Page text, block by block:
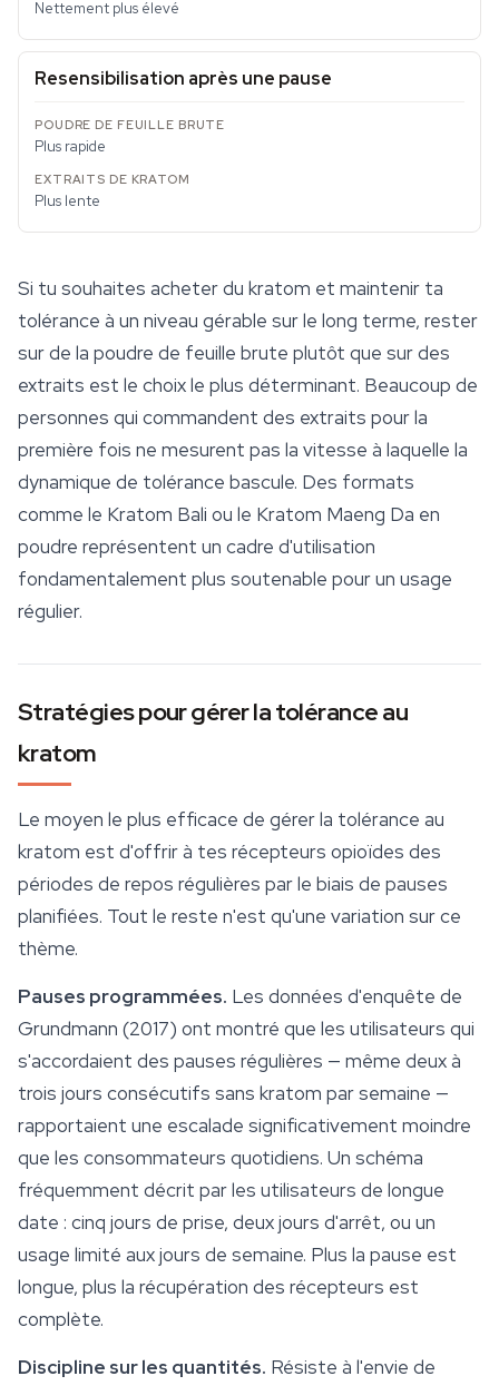
Nettement plus élevé
Resensibilisation après une pause
Plus rapide
Plus lente
Si tu souhaites acheter du kratom et maintenir ta
tolérance à un niveau gérable sur le long terme, rester
sur de la poudre de feuille brute plutôt que sur des
extraits est le choix le plus déterminant. Beaucoup de
personnes qui commandent des extraits pour la
première fois ne mesurent pas la vitesse à laquelle la
dynamique de tolérance bascule. Des formats
comme le Kratom Bali ou le Kratom Maeng Da en
poudre représentent un cadre d'utilisation
fondamentalement plus soutenable pour un usage
régulier.
Stratégies pour gérer la tolérance au
kratom
Le moyen le plus efficace de gérer la tolérance au
kratom est d'offrir à tes récepteurs opioïdes des
périodes de repos régulières par le biais de pauses
planifiées. Tout le reste n'est qu'une variation sur ce
thème.
Pauses programmées. Les données d'enquête de
Grundmann (2017) ont montré que les utilisateurs qui
s'accordaient des pauses régulières — même deux à
trois jours consécutifs sans kratom par semaine —
rapportaient une escalade significativement moindre
que les consommateurs quotidiens. Un schéma
fréquemment décrit par les utilisateurs de longue
date : cinq jours de prise, deux jours d'arrêt, ou un
usage limité aux jours de semaine. Plus la pause est
longue, plus la récupération des récepteurs est
complète.
Discipline sur les quantités. Résiste à l'envie de